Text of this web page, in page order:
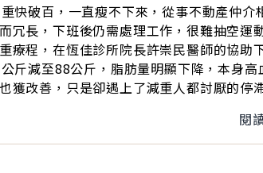
快破百，一直瘦不下來，從事不動產仲介
冗長，下班後仍需處理工作，很難抽空運
療程，在恆佳診所院長許崇民醫師的協助
斤減至88公斤，脂肪量明顯下降，本身高
獲改善，只是卻遇上了減重人都討厭的停
閱